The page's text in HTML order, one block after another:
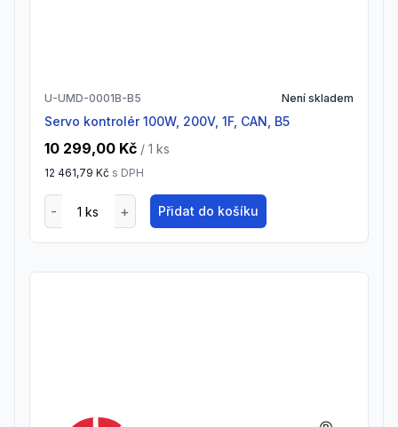
U-UMD-0001B-B5 Není skladem
Servo kontrolér 100W, 200V, 1F, CAN, B5
10 299,00 Kč / 1 ks
12 461,79 Kč s DPH
Přidat do košíku